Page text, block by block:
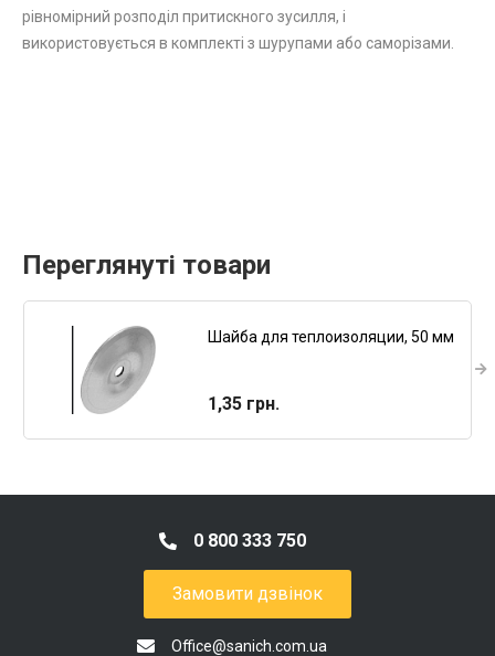
рівномірний розподіл притискного зусилля, і
використовується в комплекті з шурупами або саморізами.
Переглянуті товари
Шайба для теплоизоляции, 50 мм
1,35 грн.
0 800 333 750
Замовити дзвінок
Office@sanich.com.ua